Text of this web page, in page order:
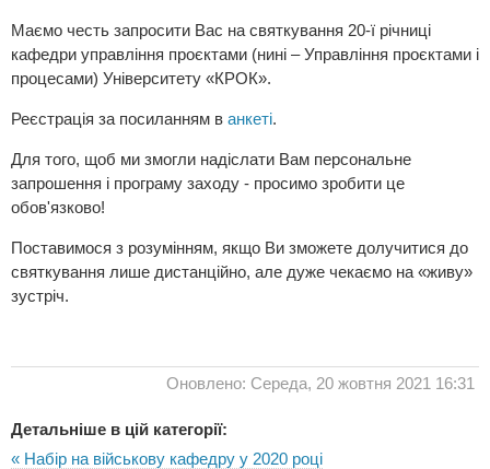
Маємо честь запросити Вас на святкування 20-ї річниці
кафедри управління проєктами (нині – Управління проєктами і
процесами) Університету «КРОК».
Реєстрація за посиланням в анкеті.
Для того, щоб ми змогли надіслати Вам персональне
запрошення і програму заходу - просимо зробити це
обов'язково!
Поставимося з розумінням, якщо Ви зможете долучитися до
святкування лише дистанційно, але дуже чекаємо на «живу»
зустріч.
Оновлено: Середа, 20 жовтня 2021 16:31
Детальніше в цій категорії:
« Набір на військову кафедру у 2020 році